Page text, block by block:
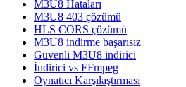
M3U8 Hataları
M3U8 403 çözümü
HLS CORS çözümü
M3U8 indirme başarısız
Güvenli M3U8 indirici
İndirici vs FFmpeg
Oynatıcı Karşılaştırması